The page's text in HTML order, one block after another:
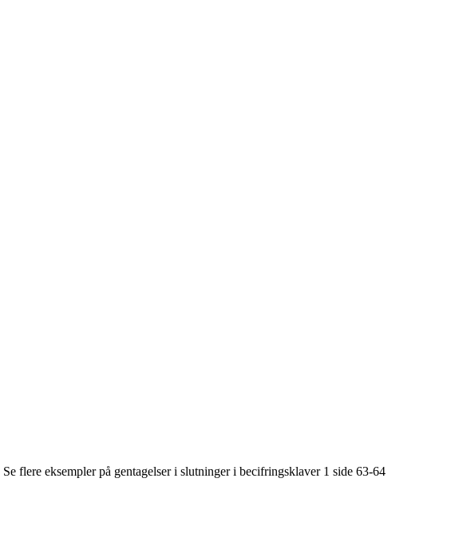
flere eksempler på gentagelser i slutninger i becifringsklaver 1 side 63-64